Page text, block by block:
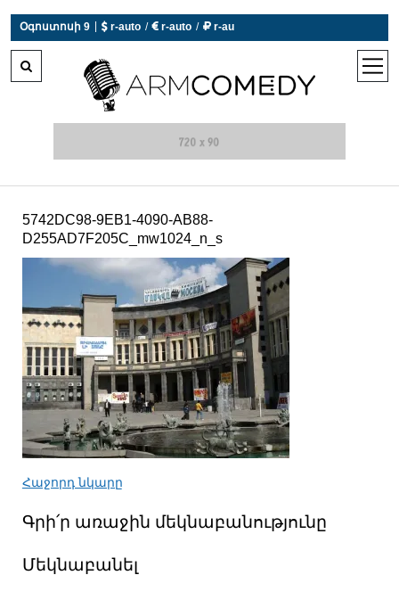
Օգոստոսի 9  r-auto /  r-auto /  r-au
open
5742DC98-9EB1-4090-AB88-
D255AD7F205C_mw1024_n_s
Հաջորդ նկարը
Գրի՛ր առաջին մեկնաբանությունը
Մեկնաբանել